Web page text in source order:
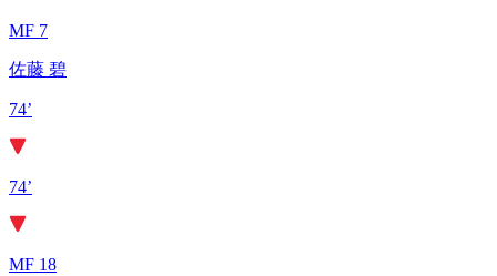
MF 7
佐藤 碧
74’
74’
MF 18